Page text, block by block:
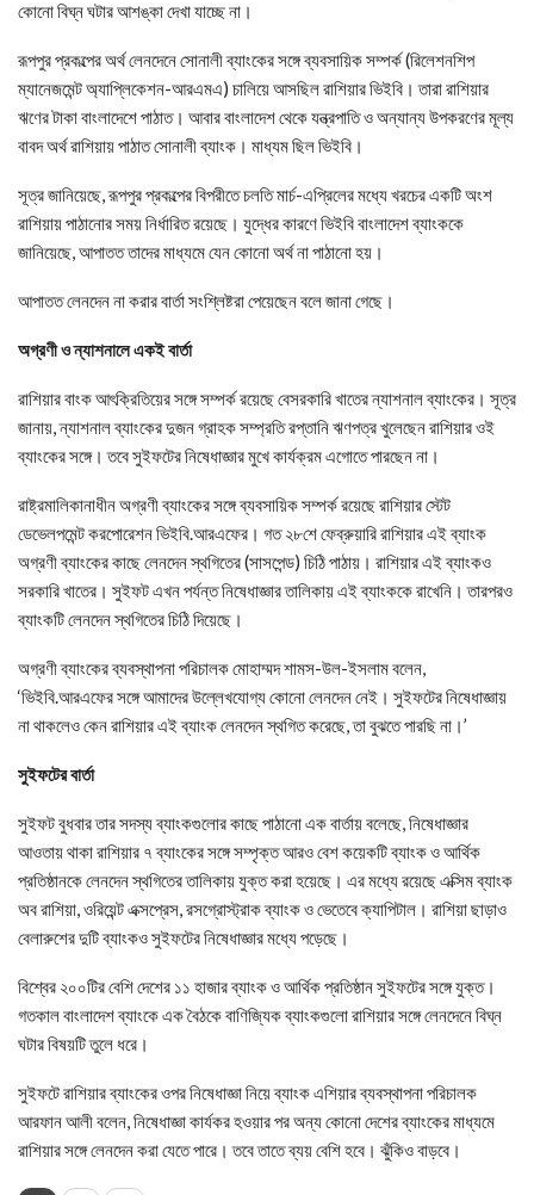
কোনো বিঘ্ন ঘটার আশঙ্কা দেখা যাচ্ছে না।
রূপপুর প্রকল্পের অর্থ লেনদেনে সোনালী ব্যাংকের সঙ্গে ব্যবসায়িক সম্পর্ক (রিলেশনশিপ
ম্যানেজমেন্ট অ্যাপ্লিকেশন-আরএমএ) চালিয়ে আসছিল রাশিয়ার ভিইবি। তারা রাশিয়ার
ঋণের টাকা বাংলাদেশে পাঠাত। আবার বাংলাদেশ থেকে যন্ত্রপাতি ও অন্যান্য উপকরণের মূল্য
বাবদ অর্থ রাশিয়ায় পাঠাত সোনালী ব্যাংক। মাধ্যম ছিল ভিইবি।
সূত্র জানিয়েছে, রূপপুর প্রকল্পের বিপরীতে চলতি মার্চ-এপ্রিলের মধ্যে খরচের একটি অংশ
রাশিয়ায় পাঠানোর সময় নির্ধারিত রয়েছে। যুদ্ধের কারণে ভিইবি বাংলাদেশ ব্যাংককে
জানিয়েছে, আপাতত তাদের মাধ্যমে যেন কোনো অর্থ না পাঠানো হয়।
আপাতত লেনদেন না করার বার্তা সংশ্লিষ্টরা পেয়েছেন বলে জানা গেছে।
অগ্রণী ও ন্যাশনালে একই বার্তা
রাশিয়ার বাংক আৎক্রিতিয়ের সঙ্গে সম্পর্ক রয়েছে বেসরকারি খাতের ন্যাশনাল ব্যাংকের। সূত্র
জানায়, ন্যাশনাল ব্যাংকের দুজন গ্রাহক সম্প্রতি রপ্তানি ঋণপত্র খুলেছেন রাশিয়ার ওই
ব্যাংকের সঙ্গে। তবে সুইফটের নিষেধাজ্ঞার মুখে কার্যক্রম এগোতে পারছেন না।
রাষ্ট্রমালিকানাধীন অগ্রণী ব্যাংকের সঙ্গে ব্যবসায়িক সম্পর্ক রয়েছে রাশিয়ার স্টেট
ডেভেলপমেন্ট করপোরেশন ভিইবি.আরএফের। গত ২৮শে ফেব্রুয়ারি রাশিয়ার এই ব্যাংক
অগ্রণী ব্যাংকের কাছে লেনদেন স্থগিতের (সাসপেন্ড) চিঠি পাঠায়। রাশিয়ার এই ব্যাংকও
সরকারি খাতের। সুইফট এখন পর্যন্ত নিষেধাজ্ঞার তালিকায় এই ব্যাংককে রাখেনি। তারপরও
ব্যাংকটি লেনদেন স্থগিতের চিঠি দিয়েছে।
অগ্রণী ব্যাংকের ব্যবস্থাপনা পরিচালক মোহাম্মদ শামস-উল-ইসলাম বলেন,
‘ভিইবি.আরএফের সঙ্গে আমাদের উল্লেখযোগ্য কোনো লেনদেন নেই। সুইফটের নিষেধাজ্ঞায়
না থাকলেও কেন রাশিয়ার এই ব্যাংক লেনদেন স্থগিত করেছে, তা বুঝতে পারছি না।’
সুইফটের বার্তা
সুইফট বুধবার তার সদস্য ব্যাংকগুলোর কাছে পাঠানো এক বার্তায় বলেছে, নিষেধাজ্ঞার
আওতায় থাকা রাশিয়ার ৭ ব্যাংকের সঙ্গে সম্পৃক্ত আরও বেশ কয়েকটি ব্যাংক ও আর্থিক
প্রতিষ্ঠানকে লেনদেন স্থগিতের তালিকায় যুক্ত করা হয়েছে। এর মধ্যে রয়েছে এক্সিম ব্যাংক
অব রাশিয়া, ওরিয়েন্ট এক্সপ্রেস, রসগ্রোস্ট্রাক ব্যাংক ও ভেতেবে ক্যাপিটাল। রাশিয়া ছাড়াও
বেলারুশের দুটি ব্যাংকও সুইফটের নিষেধাজ্ঞার মধ্যে পড়েছে।
বিশ্বের ২০০টির বেশি দেশের ১১ হাজার ব্যাংক ও আর্থিক প্রতিষ্ঠান সুইফটের সঙ্গে যুক্ত।
গতকাল বাংলাদেশ ব্যাংকে এক বৈঠকে বাণিজ্যিক ব্যাংকগুলো রাশিয়ার সঙ্গে লেনদেনে বিঘ্ন
ঘটার বিষয়টি তুলে ধরে।
সুইফটে রাশিয়ার ব্যাংকের ওপর নিষেধাজ্ঞা নিয়ে ব্যাংক এশিয়ার ব্যবস্থাপনা পরিচালক
আরফান আলী বলেন, নিষেধাজ্ঞা কার্যকর হওয়ার পর অন্য কোনো দেশের ব্যাংকের মাধ্যমে
রাশিয়ার সঙ্গে লেনদেন করা যেতে পারে। তবে তাতে ব্যয় বেশি হবে। ঝুঁকিও বাড়বে।